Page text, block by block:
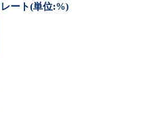
ート(単位:%)